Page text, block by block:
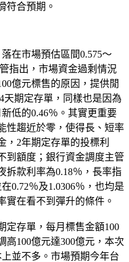
符合預期。
在市場預估區間0.575～
指出，市場資金過剩情況
億元標售的原因，提供閒
天期定存單，同樣也是因為
低的0.46％。其實更重要
性趨近於零，使得長、短率
，2年期定存單的投標利
到額度；銀行資金調度主管
拆款利率為0.18％，長率指
0.72％及1.0306％，也均是
實在看不到彈升的條件。
定存單，每月標售金額100
高100億元達300億元，本次
並不多。市場預期今年台